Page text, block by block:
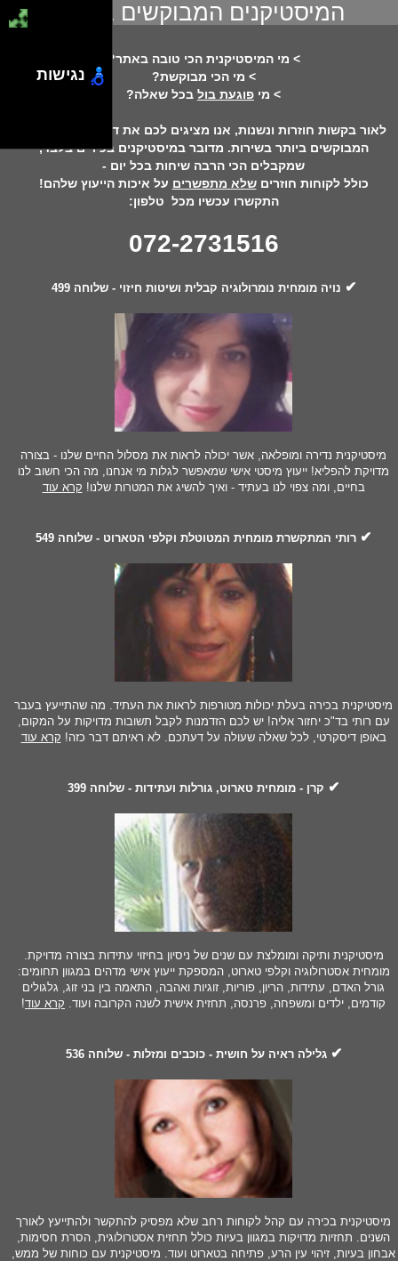
המיסטיקנים המבוקשים ביותר!
> מי המיסטיקנית הכי טובה באתר?
> מי הכי מבוקשת?
> מי פוגעת בול בכל שאלה?
לאור בקשות חוזרות ונשנות, אנו מציגים לכם את דירוג המיסטיקנים
המבוקשים ביותר בשירות. מדובר במיסטיקנים בכירים בלבד,
שמקבלים הכי הרבה שיחות בכל יום -
כולל לקוחות חוזריםשלא מתפשרים על איכות הייעוץ שלהם!
התקשרו עכשיו מכל טלפון:
072-2731516
✔ נויה מומחית נומרולוגיה קבלית ושיטות חיזוי - שלוחה 499
מיסטיקנית נדירה ומופלאה, אשר יכולה לראות את מסלול החיים שלנו - בצורה
מדויקת להפליא! ייעוץ מיסטי אישי שמאפשר לגלות מי אנחנו, מה הכי חשוב לנו
בחיים, ומה צפוי לנו בעתיד - ואיך להשיג את המטרות שלנו! קרא עוד
✔ רותי המתקשרת מומחית המטוטלת וקלפי הטארוט - שלוחה 549
מיסטיקנית בכירה בעלת יכולות מטורפות לראות את העתיד. מה שהתייעץ בעבר
עם רותי בד"כ יחזור אליה! יש לכם הזדמנות לקבל תשובות מדויקות על המקום,
באופן דיסקרטי, לכל שאלה שעולה על דעתכם. לא ראיתם דבר כזה! קרא עוד
✔ קרן - מומחית טארוט, גורלות ועתידות - שלוחה 399
מיסטיקנית ותיקה ומומלצת עם שנים של ניסיון בחיזוי עתידות בצורה מדויקת.
מומחית אסטרולוגיה וקלפי טארוט, המספקת ייעוץ אישי מדהים במגוון תחומים:
גורל האדם, עתידות, הריון, פוריות, זוגיות ואהבה, התאמה בין בני זוג, גלגולים
קודמים, ילדים ומשפחה, פרנסה, תחזית אישית לשנה הקרובה ועוד. קרא עוד!
✔גלילה ראיה על חושית - כוכבים ומזלות - שלוחה 536
מיסטיקנית בכירה עם קהל לקוחות רחב שלא מפסיק להתקשר ולהתייעץ לאורך
השנים. תחזיות מדויקות במגוון בעיות כולל תחזית אסטרולוגית, הסרת חסימות,
אבחון בעיות, זיהוי עין הרע, פתיחה בטארוט ועוד. מיסטיקנית עם כוחות של ממש,
נגישות